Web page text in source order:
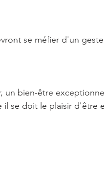
se méfier d'un
un bien-être
il se doit le plaisir d'être